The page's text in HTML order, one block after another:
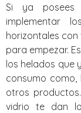
Si ya posees
implementar
horizontales
para empezar.
los helados que
consumo
otros
vidrio te dan